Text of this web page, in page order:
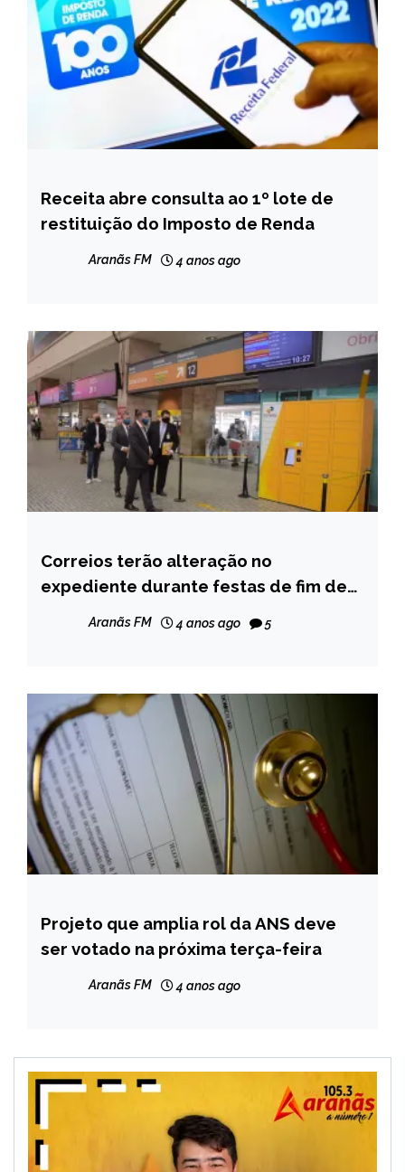
BRASIL
NOTÍCIAS
Receita abre consulta ao 1º lote de
restituição do Imposto de Renda
Aranãs FM 4 anos ago
BRASIL
CAPELINHA
Correios terão alteração no
expediente durante festas de fim de
Aranãs FM 4 anos ago 5
BRASIL
NOTÍCIAS
Projeto que amplia rol da ANS deve
ser votado na próxima terça-feira
Aranãs FM 4 anos ago